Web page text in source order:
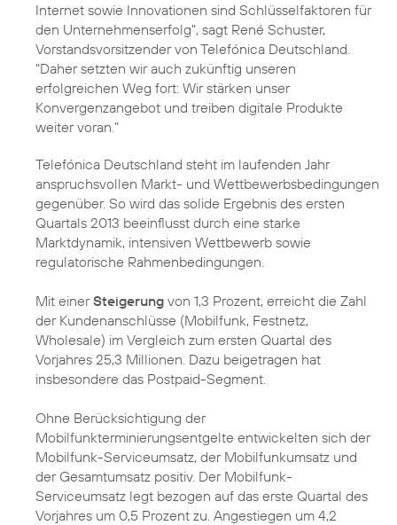
Internet sowie Innovationen sind Schlüsselfaktoren für
den Unternehmenserfolg", sagt René Schuster,
Vorstandsvorsitzender von Telefónica Deutschland.
"Daher setzten wir auch zukünftig unseren
erfolgreichen Weg fort: Wir stärken unser
Konvergenzangebot und treiben digitale Produkte
weiter voran."
Telefónica Deutschland steht im laufenden Jahr
anspruchsvollen Markt- und Wettbewerbsbedingungen
gegenüber. So wird das solide Ergebnis des ersten
Quartals 2013 beeinflusst durch eine starke
Marktdynamik, intensiven Wettbewerb sowie
regulatorische Rahmenbedingungen.
Mit einerSteigerung von 1,3 Prozent, erreicht die Zahl
der Kundenanschlüsse (Mobilfunk, Festnetz,
Wholesale) im Vergleich zum ersten Quartal des
Vorjahres 25,3 Millionen. Dazu beigetragen hat
insbesondere das Postpaid-Segment.
Ohne Berücksichtigung der
Mobilfunkterminierungsentgelte entwickelten sich der
Mobilfunk-Serviceumsatz, der Mobilfunkumsatz und
der Gesamtumsatz positiv. Der Mobilfunk-
Serviceumsatz legt bezogen auf das erste Quartal des
Vorjahres um 0,5 Prozent zu. Angestiegen um 4,2